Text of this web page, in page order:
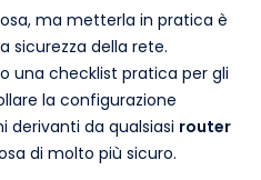
ma metterla in pratica è
sicurezza della rete.
una checklist pratica per gli
la configurazione
derivanti da qualsiasi router
di molto più sicuro.